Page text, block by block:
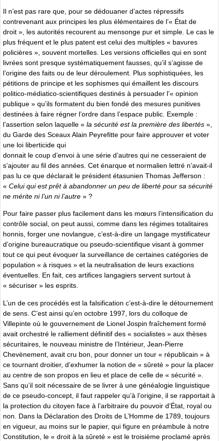
Il n’est pas rare que, pour se dédouaner d’actes répressifs
contrevenant aux principes les plus élémentaires de l’« État de
droit », les autorités recourent au mensonge pur et simple. Le cas le
plus fréquent et le plus patent est celui des multiples « bavures
policières », souvent mortelles. Les versions officielles qui en sont
livrées sont presque systématiquement fausses, qu’il s’agisse de
l’origine des faits ou de leur déroulement. Plus sophistiquées, les
pétitions de principe et les sophismes qui émaillent les discours
politico-médiatico-scientifiques destinés à persuader l’« opinion
publique » qu’ils formatent du bien fondé des mesures punitives
destinées à faire régner l’ordre dans l’espace public. Exemple :
l’assertion selon laquelle « la sécurité est la première des libertés »,
du Garde des Sceaux Alain Peyrefitte pour faire approuver et voter
une loi liberticide qui
donnait le coup d’envoi à une série d’autres qui ne cesseraient de
s’ajouter au fil des années. Cet énarque et normalien lettré n’avait-il
pas lu ce que déclarait le président étasunien Thomas Jefferson :
« Celui qui est prêt à abandonner un peu de liberté pour sa sécurité
ne mérite ni l’un ni l’autre » ?
Pour faire passer plus facilement dans les mœurs l’intensification du
contrôle social, on peut aussi, comme dans les régimes totalitaires
honnis, forger une novlangue, c’est-à-dire un langage mystificateur
d’origine bureaucratique ou pseudo-scientifique visant à gommer
tout ce qui peut évoquer la surveillance de certaines catégories de
population « à risques » et la neutralisation de leurs exactions
éventuelles. En fait, ces artifices langagiers servent surtout à
« sécuriser » les esprits.
L’un de ces procédés est la falsification c’est-à-dire le détournement
de sens. C’est ainsi qu’en octobre 1997, lors du colloque de
Villepinte où le gouvernement de Lionel Jospin fraîchement formé
avait orchestré le ralliement définitif des « socialistes » aux thèses
sécuritaires, le nouveau ministre de l’Intérieur, Jean-Pierre
Chevènement, avait cru bon, pour donner un tour « républicain » à
ce tournant droitier, d’exhumer la notion de « sûreté » pour la placer
au centre de son propos en lieu et place de celle de « sécurité ».
Sans qu’il soit nécessaire de se livrer à une généalogie linguistique
de ce pseudo-concept, il faut rappeler qu’à l’origine, il se rapportait à
la protection du citoyen face à l’arbitraire du pouvoir d’État, royal ou
non. Dans la Déclaration des Droits de L’Homme de 1789, toujours
en vigueur, au moins sur le papier, qui figure en préambule à notre
Constitution, le « droit à la sûreté » est le troisième proclamé après